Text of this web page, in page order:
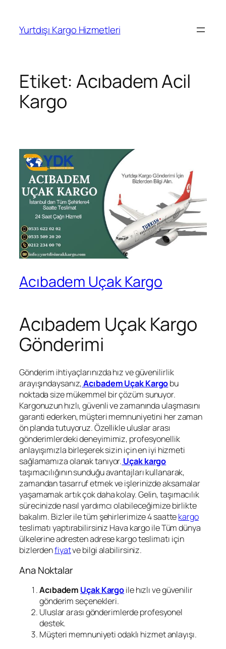
Yurtdışı Kargo Hizmetleri
Etiket:Acıbadem Acil
Kargo
Acıbadem Uçak Kargo
Acıbadem Uçak Kargo
Gönderimi
Gönderim ihtiyaçlarınızda hız ve güvenilirlik
arayışındaysanız,Acıbadem Uçak Kargobu
noktada size mükemmel bir çözüm sunuyor.
Kargonuzun hızlı, güvenli ve zamanında ulaşmasını
garanti ederken, müşteri memnuniyetini her zaman
ön planda tutuyoruz. Özellikle uluslar arası
gönderimlerdeki deneyimimiz, profesyonellik
anlayışımızla birleşerek sizin için en iyi hizmeti
sağlamamıza olanak tanıyor. Uçak kargo
taşımacılığının sunduğu avantajları kullanarak,
zamandan tasarruf etmek ve işlerinizde aksamalar
yaşamamak artık çok daha kolay. Gelin, taşımacılık
sürecinizde nasıl yardımcı olabileceğimize birlikte
bakalım. Bizler ile tüm şehirlerimize 4 saattekargo
teslimatı yaptırabilirsiniz Hava kargo ile Tüm dünya
ülkelerine adresten adrese kargo teslimatı için
bizlerdenfiyatve bilgi alabilirsiniz.
Ana Noktalar
Acıbadem Uçak Kargoile hızlı ve güvenilir
gönderim seçenekleri.
Uluslar arası gönderimlerde profesyonel
destek.
Müşteri memnuniyeti odaklı hizmet anlayışı.